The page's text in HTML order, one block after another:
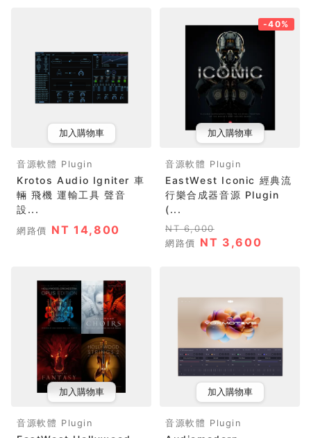
加入購物車
音源軟體 Plugin
Krotos Audio Igniter 車
輛 飛機 運輸工具 聲音
設...
網路價 NT 14,800
-40%
加入購物車
音源軟體 Plugin
EastWest Iconic 經典流
行樂合成器音源 Plugin
(...
NT 6,000
網路價 NT 3,600
加入購物車
音源軟體 Plugin
加入購物車
音源軟體 Plugin